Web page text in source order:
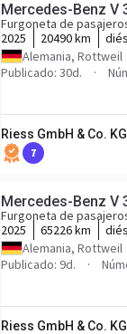
Mercedes-Benz V
Furgoneta de
2025
20490 km
Alemania, Rottweil
Publicado: 30d.
Riess GmbH & Co. KG
7
Mercedes-Benz V
Furgoneta de
2025
65226 km
Alemania, Rottweil
Publicado: 9d.
Riess GmbH & Co. KG